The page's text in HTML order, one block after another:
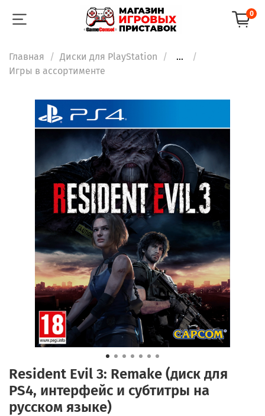
0
Главная Диски для PlayStation
...
Игры в ассортименте
Resident Evil 3: Remake (диск для
PS4, интерфейс и субтитры на
русском языке)